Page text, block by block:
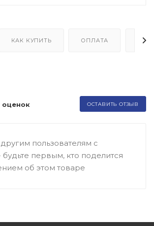
КАК КУПИТЬ ОПЛАТА
оценок ОСТАВИТЬ ОТЗЫВ
пользователям с
первым, кто поделится
об этом товаре